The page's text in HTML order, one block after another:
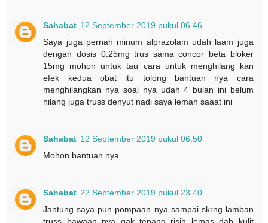
Sahabat 12 September 2019 pukul 06.46
Saya juga pernah minum alprazolam udah laam juga
dengan dosis 0.25mg trus sama concor beta bloker
15mg mohon untuk tau cara untuk menghilang kan
efek kedua obat itu tolong bantuan nya cara
menghilangkan nya soal nya udah 4 bulan ini belum
hilang juga truss denyut nadi saya lemah saaat ini
Sahabat 12 September 2019 pukul 06.50
Mohon bantuan nya
Sahabat 22 September 2019 pukul 23.40
Jantung saya pun pompaan nya sampai skrng lamban